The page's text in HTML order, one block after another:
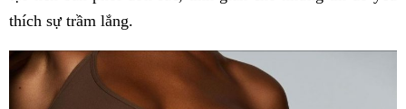
thích sự trầm lắng.